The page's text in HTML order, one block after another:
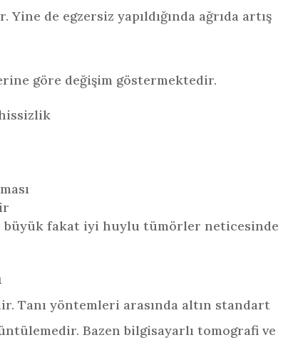
de egzersiz yapıldığında ağrıda artış
göre değişim göstermektedir.
büyük fakat iyi huylu tümörler neticesinde
Tanı yöntemleri arasında altın standart
Bazen bilgisayarlı tomografi ve